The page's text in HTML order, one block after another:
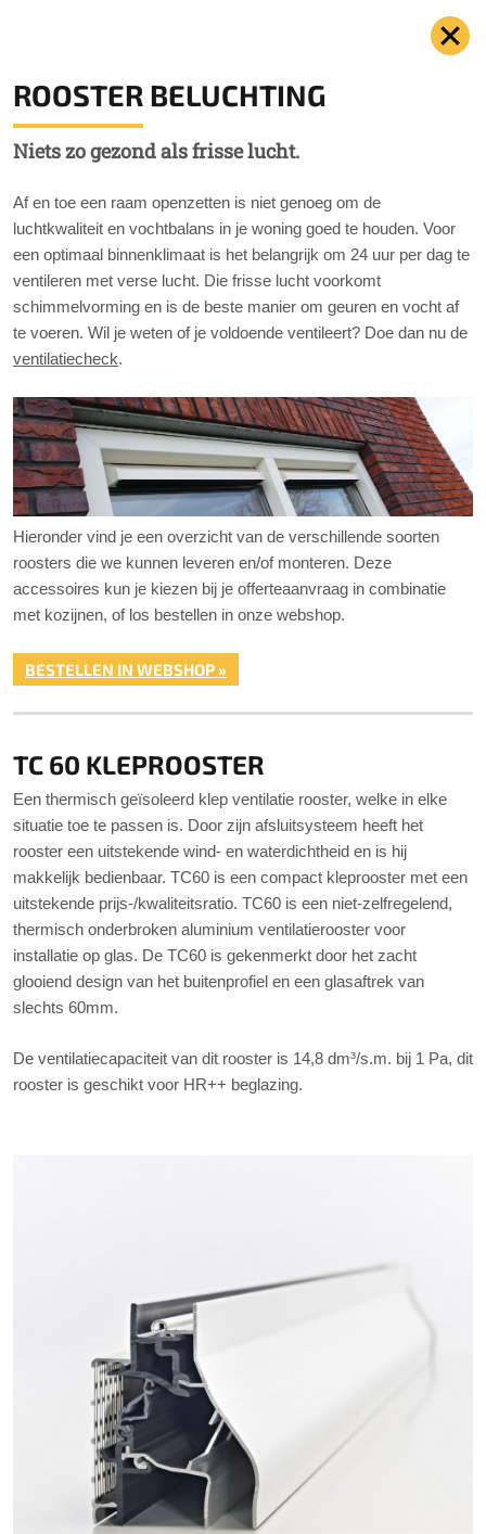
ROOSTER BELUCHTING
Niets zo gezond als frisse lucht.
Af en toe een raam openzetten is niet genoeg om de
luchtkwaliteit en vochtbalans in je woning goed te houden. Voor
een optimaal binnenklimaat is het belangrijk om 24 uur per dag te
ventileren met verse lucht. Die frisse lucht voorkomt
schimmelvorming en is de beste manier om geuren en vocht af
te voeren. Wil je weten of je voldoende ventileert? Doe dan nu de
ventilatiecheck.
Hieronder vind je een overzicht van de verschillende soorten
roosters die we kunnen leveren en/of monteren. Deze
accessoires kun je kiezen bij je offerteaanvraag in combinatie
met kozijnen, of los bestellen in onze webshop.
BESTELLEN IN WEBSHOP »
TC 60 KLEPROOSTER
Een thermisch geïsoleerd klep ventilatie rooster, welke in elke
situatie toe te passen is. Door zijn afsluitsysteem heeft het
rooster een uitstekende wind- en waterdichtheid en is hij
makkelijk bedienbaar. TC60 is een compact kleprooster met een
uitstekende prijs-/kwaliteitsratio. TC60 is een niet-zelfregelend,
thermisch onderbroken aluminium ventilatierooster voor
installatie op glas. De TC60 is gekenmerkt door het zacht
glooiend design van het buitenprofiel en een glasaftrek van
slechts 60mm.
De ventilatiecapaciteit van dit rooster is 14,8 dm³/s.m. bij 1 Pa, dit
rooster is geschikt voor HR++ beglazing.